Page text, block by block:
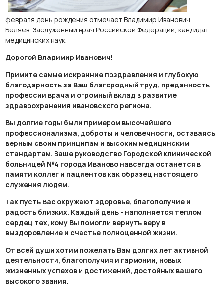
февраля день рождения отмечает Владимир Иванович
Беляев, Заслуженный врач Российской Федерации, кандидат
медицинских наук.
Дорогой Владимир Иванович!
Примите самые искренние поздравления и глубокую
благодарность за Ваш благородный труд, преданность
профессии врача и огромный вклад в развитие
здравоохранения ивановского региона.
Вы долгие годы были примером высочайшего
профессионализма, доброты и человечности, оставаясь
верным своим принципам и высоким медицинским
стандартам. Ваше руководство Городской клинической
больницей №4 города Иваново навсегда останется в
памяти коллег и пациентов как образец настоящего
служения людям.
Так пусть Вас окружают здоровье, благополучие и
радость близких. Каждый день - наполняется теплом
сердец тех, кому Вы помогли вернуть веру в
выздоровление и счастье полноценной жизни.
От всей души хотим пожелать Вам долгих лет активной
деятельности, благополучия и гармонии, новых
жизненных успехов и достижений, достойных вашего
высокого звания.